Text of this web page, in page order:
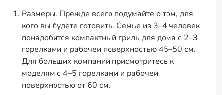
Размеры. Прежде всего подумайте о том, для
кого вы будете готовить. Семье из 3–4 человек
понадобится компактный гриль для дома с 2–3
горелками и рабочей поверхностью 45–50 см.
Для больших компаний присмотритесь к
моделям с 4–5 горелками и рабочей
поверхностью от 60 см.